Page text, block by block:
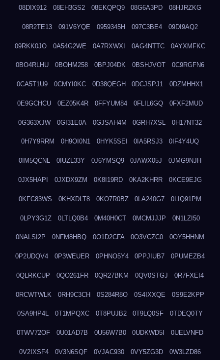
08DIX912 08EH3GS2 08EKQPQ9 08G6A3PD 08HJRZKG
08R2TE13 091V6YQE 0959345H 097C3BE4 09DI9AQ2
09RKK0JO 0A54G2WE 0A7RXWXI 0AG4NTTC 0AYXMFKC
0BO4RLHU 0BOHM258 0BPJ04DK 0BSHJVOT 0C9RGFN6
0CA5T1U9 0CMYI0KC 0D38QEGH 0DCJSPJ1 0DZMHHX1
0E9GCHCU 0EZ05K4R 0FFYUM84 0FLIL6GQ 0FXF2MUD
0G363XJW 0GI31E0A 0GJSAH4M 0GRH7XSL 0H17NT32
0H7Y9RRM 0H9OI0N1 0HYK5SEI 0IA5RSJ3 0IF4Y4UQ
0IM5QCNL 0IUZL33Y 0J6YMSQ9 0JAWX05J 0JMG9NJH
0JX5HAPI 0JXDX9ZM 0K8I19RD 0KA2KHRR 0KCE9EJG
0KFC83WS 0KHXDLT8 0KO7R0BZ 0LA240G7 0LIQ91PM
0LPY3G1Z 0LTLQ0B4 0M40H0CT 0MCMJJJP 0N1LZI50
0NALSI2P 0NFM8HBQ 0O1D2CFA 0O3VCZC0 0OY5HHNM
0P2UDQV4 0P3WEUER 0PHNO5Y4 0PPJIUB7 0PUMEZB4
0QLRKCUP 0QO261FR 0QR27BKM 0QV0STGJ 0R7FXEI4
0RCWTWLK 0RH9C3CH 0S284R8O 0S4IXXQE 0S9E2KPP
0SA9HP4L 0T1MPQXC 0T8PUJB2 0T9LQ0SF 0TDEQ0TY
0TWV72OF 0U01AD7B 0U56W7B0 0UDKWD5I 0UELVNFD
0V2IXSF4 0V3N6SQF 0VJAC930 0VY5ZG3D 0W3LZD86